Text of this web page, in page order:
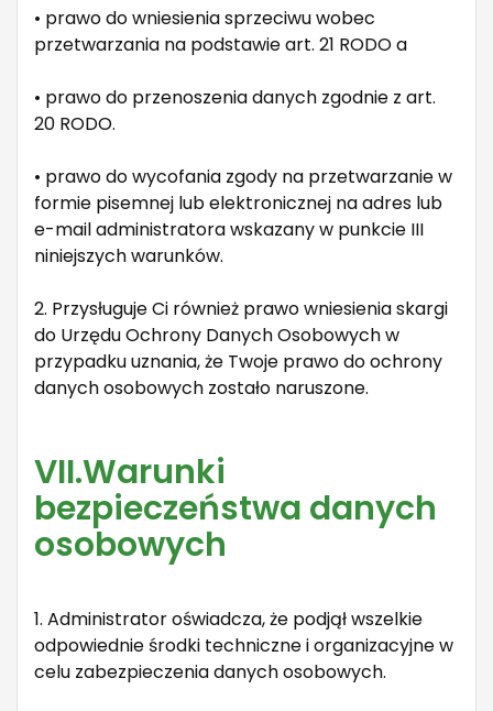
• prawo do wniesienia sprzeciwu wobec
przetwarzania na podstawie art. 21 RODO a
• prawo do przenoszenia danych zgodnie z art.
20 RODO.
• prawo do wycofania zgody na przetwarzanie w
formie pisemnej lub elektronicznej na adres lub
e-mail administratora wskazany w punkcie III
niniejszych warunków.
2. Przysługuje Ci również prawo wniesienia skargi
do Urzędu Ochrony Danych Osobowych w
przypadku uznania, że Twoje prawo do ochrony
danych osobowych zostało naruszone.
VII.Warunki
bezpieczeństwa danych
osobowych
1. Administrator oświadcza, że podjął wszelkie
odpowiednie środki techniczne i organizacyjne w
celu zabezpieczenia danych osobowych.